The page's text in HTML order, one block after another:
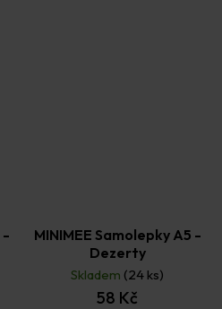
-
MINIMEE Samolepky A5 -
Dezerty
Skladem (24 ks)
58 Kč